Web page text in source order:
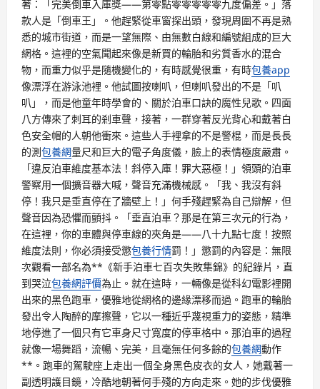
著：「完美倒車入庫獎——第零點零零零零零九度偏差。」落
款人是「倒車王」。他趕緊從車窗探出頭，發現周圍不再是熟
悉的城市街道，而是一望無際、由無數白線和編號組成的巨大
網格。這裡的空氣聞起來像是新買的輪胎和劣質香水的混合
物，而重力似乎是隨機變化的，有時感覺很重，有時包養app
像漂浮在游泳池裡。他試圖按喇叭，但喇叭發出的不是「叭
叭」，而是他童年時學會的、關於泊車口訣的魔性兒歌。四面
八方傳來了刺耳的剎車聲，接著，一群穿著反光背心和戴著白
色安全帽的人朝他衝來。這些人手裡拿的不是警棍，而是長長
的測包養網量尺和巨大的電子角度儀，臉上的表情極度嚴肅。
「違反泊車維度基本法！斜停入庫！罪大惡極！」領頭的泊車
警察用一個擴音器大喊，聲音充滿機械感。「我、我沒有斜
停！我只是垂直停在了牆壁上！」何手殘趕緊為自己辯解，但
聲音因為恐懼而顫抖。「垂直泊車？那是在第三次元的行為，
在這裡，你的車體與停車線的夾角是——八十九點七度！按照
維度法則，你必須接受懲包養行情罰！」懲罰的內容是：無限
次觀看一部名為**《新手泊車七百次失敗集錦》的紀錄片，直
到哭泣包養網評價為止。就在這時，一輛像是從科幻電影裡開
出來的黑色跑車，優雅地從網格的邊緣漂移而過。跑車的輪胎
發出令人陶醉的摩擦聲，它以一種近乎蔑視重力的姿態，精準
地停進了一個只有它車身尺寸寬度的停車格中。那泊車的過程
就像一場舞蹈，流暢、完美，且毫無任何多餘的包養網動作
**。跑車的駕駛座上走出一個全身黑色皮衣的女人，她戴著一
副透明護目鏡，冷酷地朝著何手殘的方向走來。她的步伐優雅